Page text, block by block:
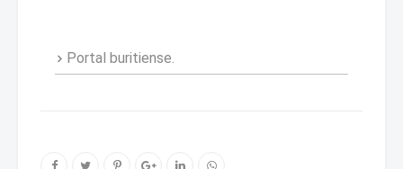
Portal buritiense.